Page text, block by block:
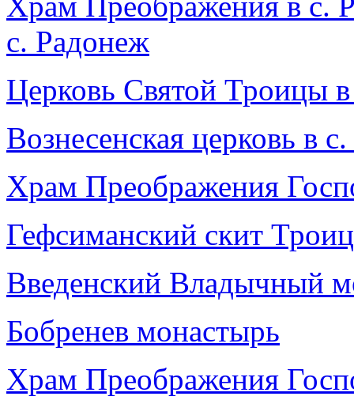
с. Радонеж
Церковь Святой Троицы
Вознесенская церковь в
Храм Преображения
Гефсиманский скит
Введенский Владычный
Бобренев монастырь
Храм Преображения